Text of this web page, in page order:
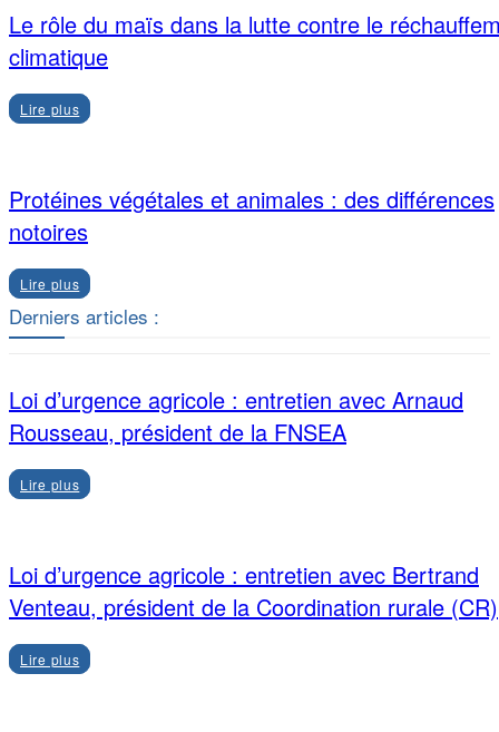
Le rôle du maïs dans la lutte contre le
climatique
Lire plus
Protéines végétales et animales : des différences
notoires
Lire plus
Derniers articles :
Loi d’urgence agricole : entretien avec Arnaud
Rousseau, président de la FNSEA
Lire plus
Loi d’urgence agricole : entretien avec Bertrand
Venteau, président de la Coordination rurale (CR)
Lire plus